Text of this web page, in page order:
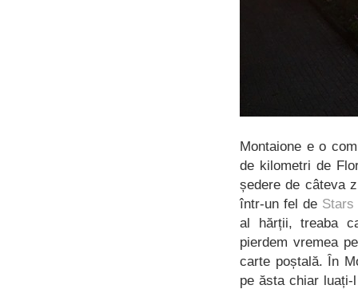
Montaione e o
de kilometri de
ședere de câteva
într-un fel de Stars
al hărții, treaba
pierdem vremea
carte poștală. În
pe ăsta chiar